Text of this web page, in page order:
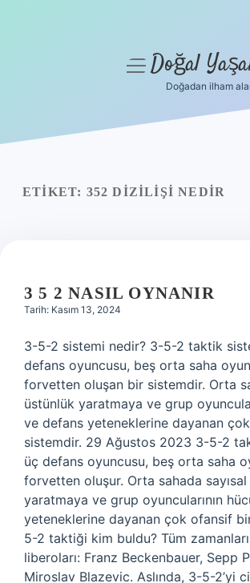
Yasal Uyarı
menüyüDoğal
Doğadan ilham
ETIKET: 352 DIZILIŞI NEDIR
3 5 2 NASIL OYNANIR
Tarih: Kasım 13, 2024
3-5-2 sistemi nedir? 3-5-2 taktik
defans oyuncusu, beş orta saha
forvetten oluşan bir sistemdir. Orta
üstünlük yaratmaya ve grup
ve defans yeteneklerine dayanan
sistemdir. 29 Ağustos 2023 3-5-2
üç defans oyuncusu, beş orta saha
forvetten oluşur. Orta sahada
yaratmaya ve grup oyuncularının
yeteneklerine dayanan çok ofansif
5-2 taktiği kim buldu? Tüm
liberoları: Franz Beckenbauer, Sepp
Miroslav Blazevic. Aslında, 3-5-2’yi